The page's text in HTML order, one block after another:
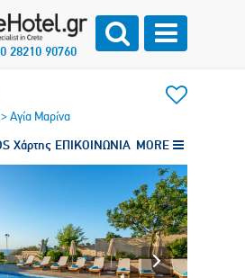
28210 90760
>Αγία Μαρίνα
Χάρτης ΕΠΙΚΟΙΝΩΝΙΑ MORE